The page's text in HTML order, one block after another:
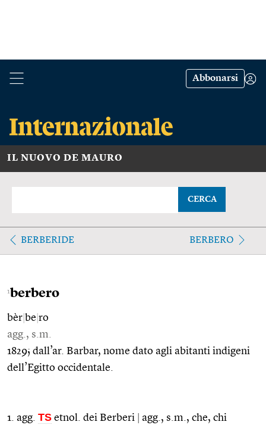
Abbonarsi
IL NUOVO DE MAURO
CERCA
BERBERIDE BERBERO
1berbero
bèr be ro
agg., s.m.
1829; dall’ar. Barbar, nome dato agli abitanti indigeni
dell’Egitto occidentale.
1. agg. TS etnol. dei Berberi
agg., s.m., che, chi